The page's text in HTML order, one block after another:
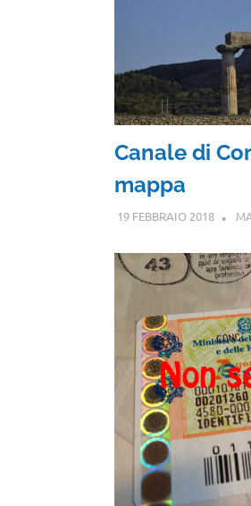
Canale di
mappa
19 FEBBRAIO 2018